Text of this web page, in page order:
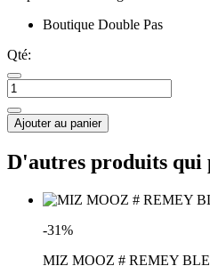
Boutique Double Pas
Qté:
Ajouter au panier
D'autres produits qui
-31%
MIZ MOOZ # REMEY